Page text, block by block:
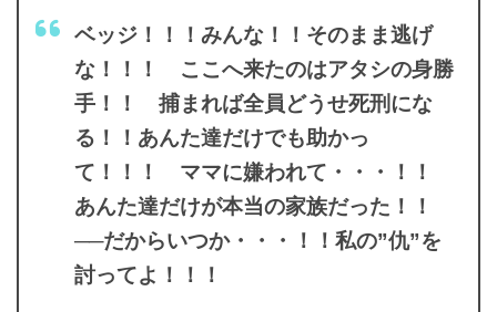
ベッジ！！！みんな！！そのまま逃げ
な！！！ ここへ来たのはアタシの身勝
手！！ 捕まれば全員どうせ死刑にな
る！！あんた達だけでも助かっ
て！！！ ママに嫌われて・・・！！
あんた達だけが本当の家族だった！！
──だからいつか・・・！！私の”仇”を
討ってよ！！！